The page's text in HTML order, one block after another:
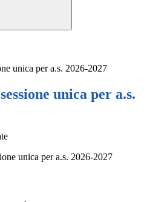
unica per a.s. 2026-2027
unica per a.s.
unica per a.s. 2026-2027